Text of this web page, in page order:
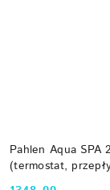
Pahlen Aqua SPA
(termostat,